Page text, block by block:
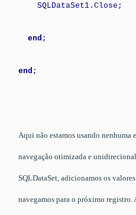
SQLDataSet1.Close;
end ;
end ;
Aqui não estamos usando nenhuma
navegação otimizada e
SQLDataSet, adicionamos os
navegamos para o próximo registro.